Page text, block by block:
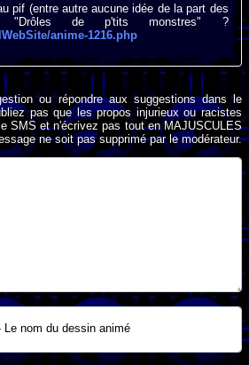
pif (entre autre aucune idée de la part des
"Drôles de p'tits monstres" ?
anime-1216.php
ou répondre aux suggestions dans le
pas que les propos injurieux ou racistes
SMS et n'écrivez pas tout en MAJUSCULES
ne soit pas supprimé par le modérateur.
Le nom du dessin animé